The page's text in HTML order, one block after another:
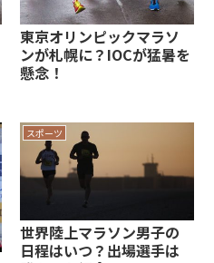
東京オリンピックマラソ
ンが札幌に？IOCが猛暑を
懸念！
スポーツ
世界陸上マラソン男子の
日程はいつ？出場選手は